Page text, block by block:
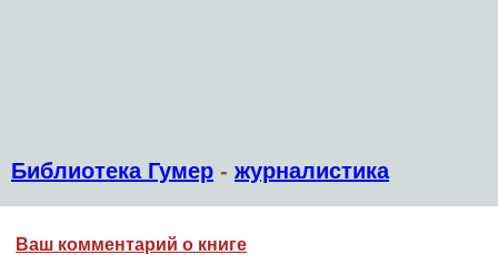
Библиотека Гумер - журналистика
Ваш комментарий о книге